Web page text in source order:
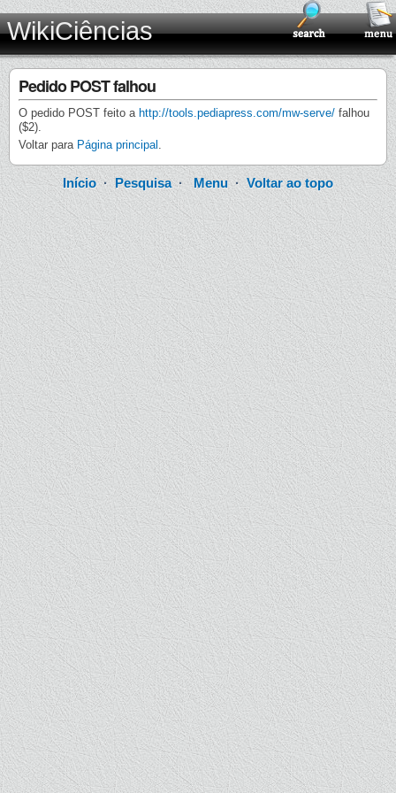
WikiCiências
Pedido POST falhou
O pedido POST feito a http://tools.pediapress.com/mw-serve/ falhou
($2).
Voltar para Página principal .
Início·Pesquisa· Menu· Voltar ao topo